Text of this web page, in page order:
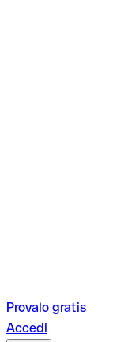
Provalo gratis
Accedi